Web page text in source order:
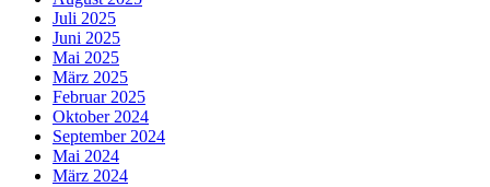
Juli 2025
Juni 2025
Mai 2025
März 2025
Februar 2025
Oktober 2024
September 2024
Mai 2024
März 2024